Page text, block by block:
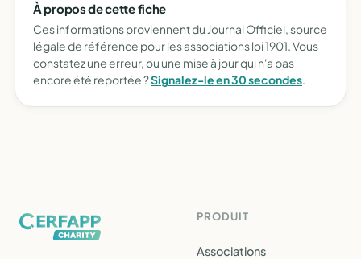
À propos de cette fiche
Ces informations proviennent du Journal Officiel, source
légale de référence pour les associations loi 1901. Vous
constatez une erreur, ou une mise à jour qui n'a pas
encore été reportée ?Signalez-le en 30 secondes.
PRODUIT
Associations